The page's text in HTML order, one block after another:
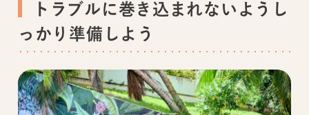
トラブルに巻き込まれないようし
っかり準備しよう